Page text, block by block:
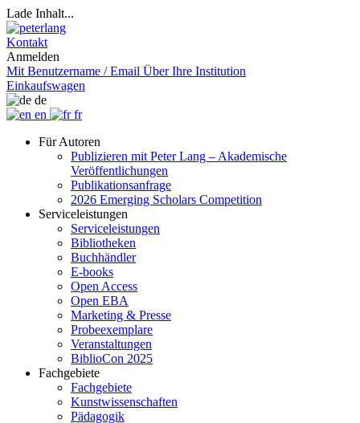
Lade Inhalt...
Kontakt
Anmelden
Mit Benutzername / Email Über Ihre Institution
Einkaufswagen
de
en
fr
Für Autoren
Publizieren mit Peter Lang – Akademische
Veröffentlichungen
Publikationsanfrage
2026 Emerging Scholars Competition
Serviceleistungen
Serviceleistungen
Bibliotheken
Buchhändler
E-books
Open Access
Open EBA
Marketing & Presse
Probeexemplare
Veranstaltungen
BiblioCon 2025
Fachgebiete
Fachgebiete
Kunstwissenschaften
Pädagogik